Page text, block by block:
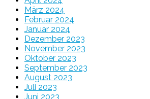
März 2024
Februar 2024
Januar 2024
Dezember 2023
November 2023
Oktober 2023
September 2023
August 2023
Juli 2023
Juni 2023